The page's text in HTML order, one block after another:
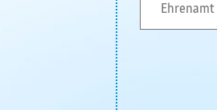
Ehrenamt